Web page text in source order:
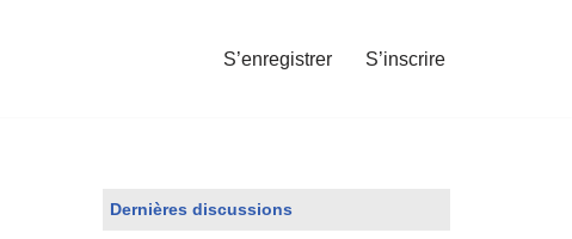
S’enregistrer S’inscrire
Dernières discussions